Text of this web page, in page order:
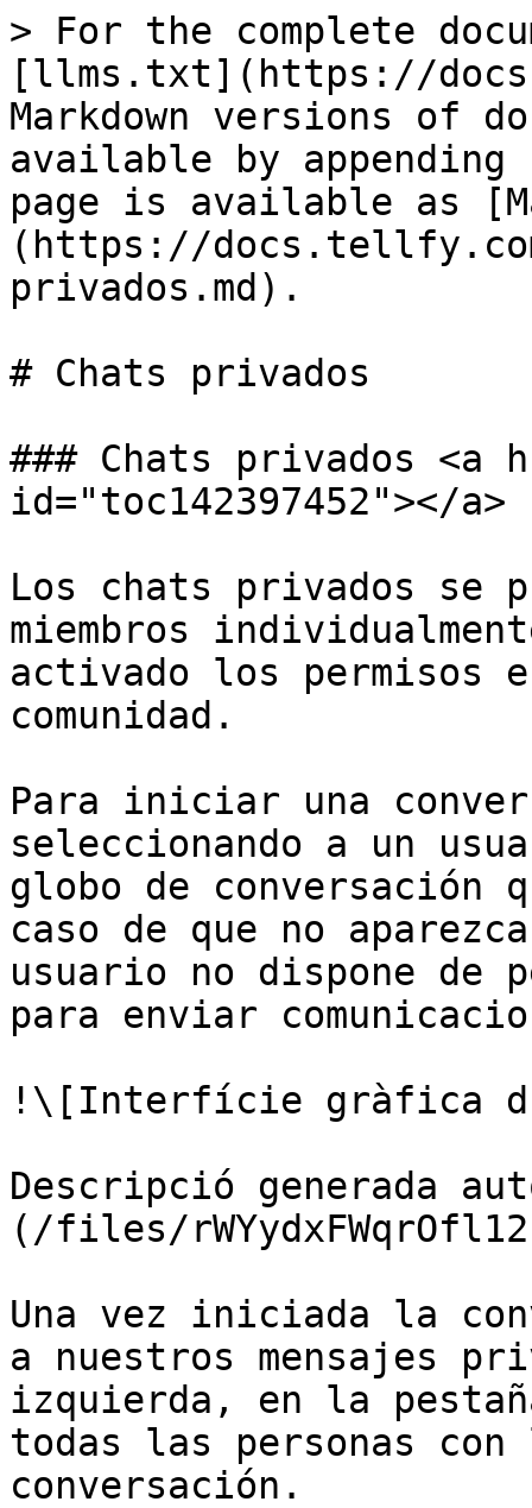
> For the complete
[llms.txt](https://
Markdown versions of
available by
page is available as
(https://
privados.md).
# Chats privados
### Chats privados <a
id="toc142397452"></a>
Los chats privados se
miembros
activado los permisos
comunidad.
Para iniciar una
seleccionando a un
globo de conversación
caso de que no
usuario no dispone de
para enviar
!\[Interfície gràfica
Descripció generada
(/files/
Una vez iniciada la
a nuestros mensajes
izquierda, en la
todas las personas con
conversación.